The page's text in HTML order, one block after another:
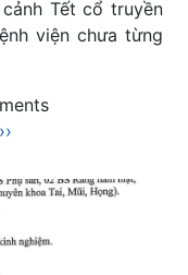
Tết cổ truyền
viện chưa từng
Next
››